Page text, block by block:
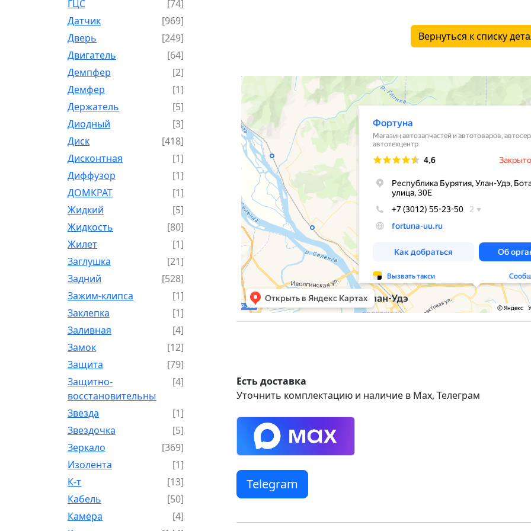
ГЦС
[74]
Датчик
[969]
Дверь
[249]
Двигатель
[64]
Демпфер
[2]
Демфер
[1]
Держатель
[5]
Диодный
[3]
Диск
[418]
Дисконтная
[1]
Диффузор
[1]
ДОМКРАТ
[1]
Жидкий
[5]
Жидкость
[80]
Жилет
[1]
Заглушка
[21]
Задний
[528]
Зажим-клипса
[1]
Заклепка
[1]
Заливная
[4]
Замок
[12]
Защита
[79]
Защитно-
восстановительный
[4]
Звезда
[1]
Звездочка
[5]
Зеркало
[369]
Изолента
[1]
К-т
[13]
Кабель
[50]
Камера
[4]
Вернуться к списку
Есть доставка
Уточнить комплектацию и наличие в Max, Телеграм
Telegram